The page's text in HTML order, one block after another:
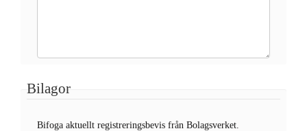
Bilagor
Bifoga aktuellt registreringsbevis från Bolagsverket.